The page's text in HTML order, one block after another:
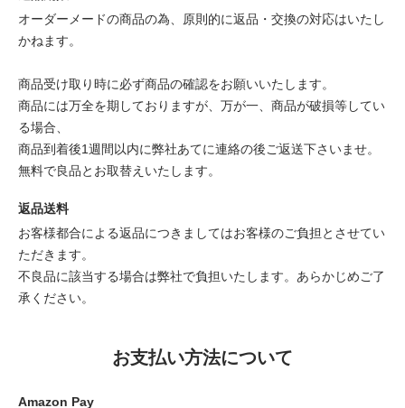
オーダーメードの商品の為、原則的に返品・交換の対応はいたし
かねます。
商品受け取り時に必ず商品の確認をお願いいたします。
商品には万全を期しておりますが、万が一、商品が破損等してい
る場合、
商品到着後1週間以内に弊社あてに連絡の後ご返送下さいませ。
無料で良品とお取替えいたします。
返品送料
お客様都合による返品につきましてはお客様のご負担とさせてい
ただきます。
不良品に該当する場合は弊社で負担いたします。あらかじめご了
承ください。
お支払い方法について
Amazon Pay